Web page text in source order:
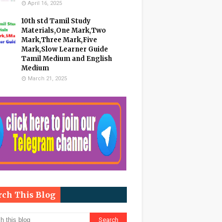
April 16, 2025
10th std Tamil Study
Materials,One Mark,Two
Mark,Three Mark,Five
Mark,Slow Learner Guide
Tamil Medium and English
Medium
March 21, 2025
This Blog